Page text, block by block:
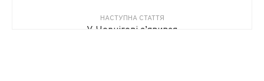
медійники
НАСТУПНА СТАТТЯ
У Чернігові з’явився